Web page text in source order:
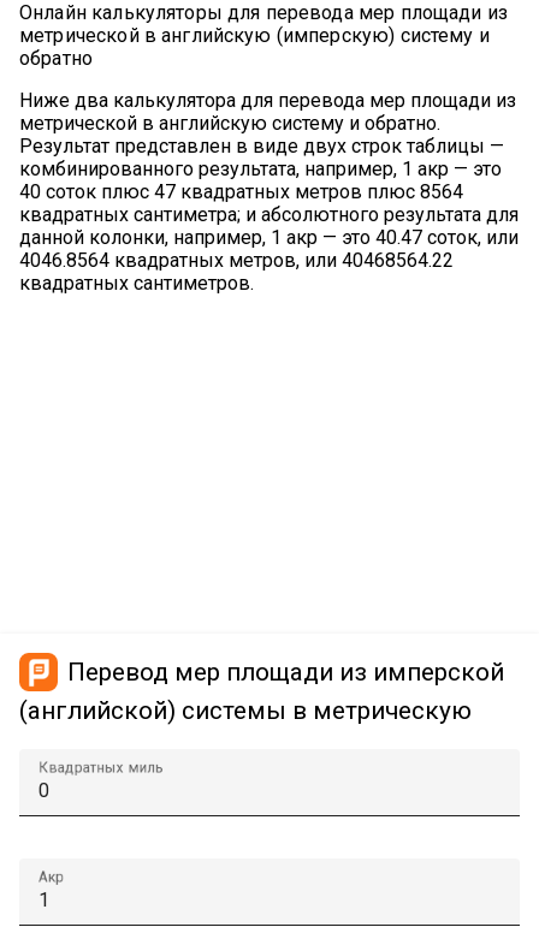
Онлайн калькуляторы для перевода мер площади из
метрической в английскую (имперскую) систему и
обратно
Ниже два калькулятора для перевода мер площади из
метрической в английскую систему и обратно.
Результат представлен в виде двух строк таблицы —
комбинированного результата, например, 1 акр — это
40 соток плюс 47 квадратных метров плюс 8564
квадратных сантиметра; и абсолютного результата для
данной колонки, например, 1 акр — это 40.47 соток, или
4046.8564 квадратных метров, или 40468564.22
квадратных сантиметров.
Перевод мер площади из имперской
(английской) системы в метрическую
Квадратных миль
Акр